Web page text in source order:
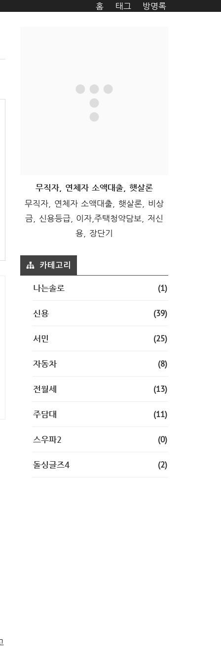
홈 태그 방명록
무직자, 연체자 소액대출, 햇살론
무직자, 연체자 소액대출, 햇살론, 비상
금, 신용등급, 이자,주택청약담보, 저신
용, 장단기
카테고리
나는솔로 (1)
신용 (39)
서민 (25)
자동차 (8)
전월세 (13)
주담대 (11)
스우파2 (0)
돌싱글즈4 (2)